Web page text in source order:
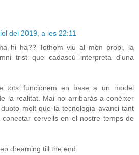
del 2019, a les 22:11
hi ha?? Tothom viu al món propi, la
trist que cadascú interpreta d'una
tots funcionem en base a un model
la realitat. Mai no arribaràs a conèixer
molt que la tecnologia avanci tant
cervells en el nostre temps de
dreaming till the end.